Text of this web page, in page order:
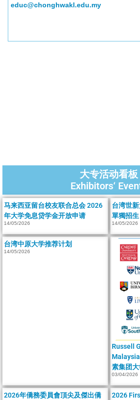
educ@chonghwakl.edu.my
大专活动看板
Exhibitors‘
马来西亚留台校友联合总会 2026
年大学免息贷学金开放申请
14/05/2026
台湾世
單獨招生
14/05/2026
台湾中原大学推荐计划
14/05/2026
Russell
素集团
03/04/2026
2026年僑務委員會頂尖及傑出僑
2026